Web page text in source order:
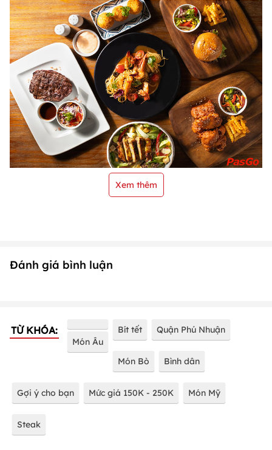
Xem thêm
Đánh giá bình luận
TỪ KHÓA:
Món Âu
Bít tết Quận Phú Nhuận
Món Bò Bình dân
Gợi ý cho bạn Mức giá 150K - 250K Món Mỹ
Steak